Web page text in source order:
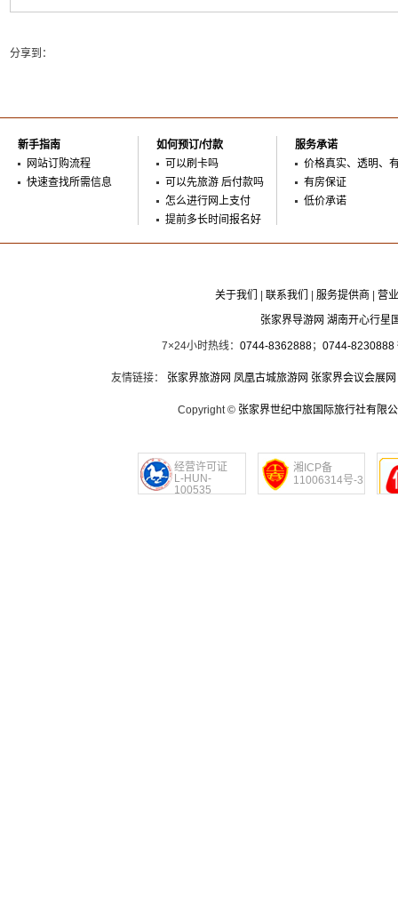
分享到：
新手指南
网站订购流程
快速查找所需信息
如何预订/付款
可以刷卡吗
可以先旅游 后付款吗
怎么进行网上支付
提前多长时间报名好
服务承诺
价格真实、透明、
有房保证
低价承诺
关于我们 联系我们 服务提供商
营
张家界导游网 湖南开心行星
7×24小时热线： 0744-8362888； 0744-8230888
友情链接： 张家界旅游网 凤凰古城旅游网 张家界会议会展网
Copyright © 张家界世纪中旅国际旅行社有限
经营许可证
L-HUN-
100535
湘ICP备
11006314号-3